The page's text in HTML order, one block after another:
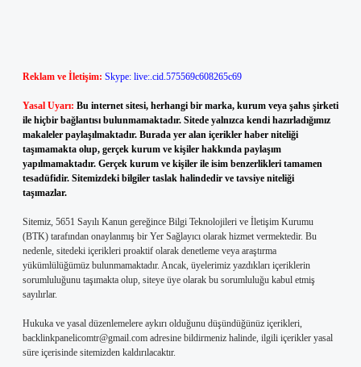
Reklam ve İletişim: Skype: live:.cid.575569c608265c69
Yasal Uyarı: Bu internet sitesi, herhangi bir marka, kurum veya şahıs şirketi
ile hiçbir bağlantısı bulunmamaktadır. Sitede yalnızca kendi hazırladığımız
makaleler paylaşılmaktadır. Burada yer alan içerikler haber niteliği
taşımamakta olup, gerçek kurum ve kişiler hakkında paylaşım
yapılmamaktadır. Gerçek kurum ve kişiler ile isim benzerlikleri tamamen
tesadüfidir. Sitemizdeki bilgiler taslak halindedir ve tavsiye niteliği
taşımazlar.
Sitemiz, 5651 Sayılı Kanun gereğince Bilgi Teknolojileri ve İletişim Kurumu
(BTK) tarafından onaylanmış bir Yer Sağlayıcı olarak hizmet vermektedir. Bu
nedenle, sitedeki içerikleri proaktif olarak denetleme veya araştırma
yükümlülüğümüz bulunmamaktadır. Ancak, üyelerimiz yazdıkları içeriklerin
sorumluluğunu taşımakta olup, siteye üye olarak bu sorumluluğu kabul etmiş
sayılırlar.
Hukuka ve yasal düzenlemelere aykırı olduğunu düşündüğünüz içerikleri,
backlinkpanelicomtr@gmail.com adresine bildirmeniz halinde, ilgili içerikler yasal
süre içerisinde sitemizden kaldırılacaktır.